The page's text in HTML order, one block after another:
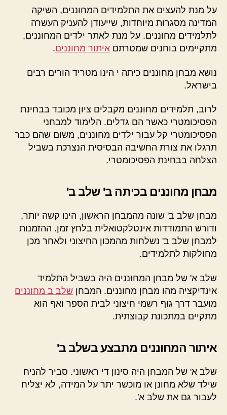
על מנת להעצים את התלמידים המחוננים, השיקה
המדינה מסגרות מיוחדות, שייעודן להעניק העשרה
לתלמידים מחוננים. על מנת לאתר ילדים המחוננים,
מתקיימים בוחנים שמטרתם איתור מחוננים.
נושא מבחן מחוננים כיתה י הינו מטריד הורים רבים
בישראל.
לרוב, תלמידים מחוננים מקבלים ציון מכובד בבחינת
הפסיכומטרי כאשר הם גדלים. הלימוד למבחני
הפסיכומטרי קל עבור ילדים מחוננים, משום שהם כבר
תרגלו את צורת החשיבה הבסיסית הנצרכת בשביל
הצלחה בבחינת הפסיכומטרי.
מבחן מחוננים בכיתה ב' שלב ב'
מבחן שלב ב' שונה מהמבחן הראשון, הינו קשה יותר,
ודורש התמודדות אינטלקטואלית בלחץ זמן. ההזמנות
למבחן שלב ב' נשלחות מהמכון החיצוני ולאחר מכן
מחולקות לתלמידים.
שלב א' של מבחן המחוננים היה בשביל התלמיד
אינדיקציה מהו מבחן מחוננים. המבחן שלב ב מחוננים
מועבר דרך גוף רשמי חיצוני לבית הספר ואף הוא
מתקיים במתכונת קבוצתית.
איתור המחוננים מתבצע בשלב ב'
שלב א' של המבחן היה סינון די ראשוני. סביר להניח
שילד שלא מחונן או מוכשר יתר על המידה, לא יצליח
לעבור גם את שלב א'.